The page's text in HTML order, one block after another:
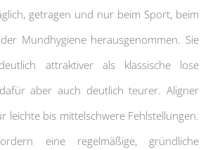
getragen und nur beim Sport, beim
Mundhygiene herausgenommen. Sie
attraktiver als klassische lose
aber auch deutlich teurer. Aligner
leichte bis mittelschwere Fehlstellungen.
eine regelmäßige, gründliche